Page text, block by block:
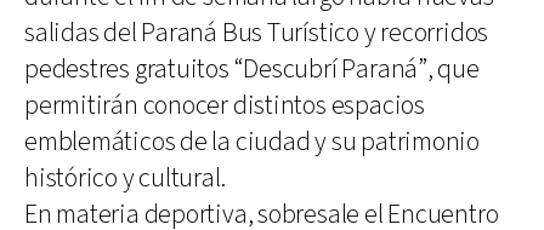
salidas del Paraná Bus Turístico y recorridos
pedestres gratuitos “Descubrí Paraná”, que
permitirán conocer distintos espacios
emblemáticos de la ciudad y su patrimonio
histórico y cultural.
En materia deportiva, sobresale el Encuentro